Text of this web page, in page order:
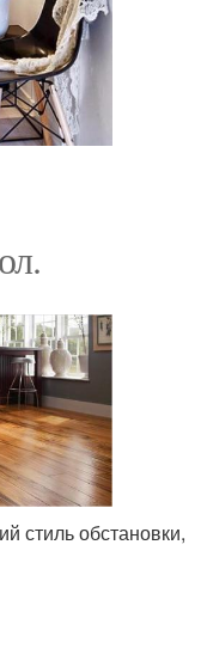
стиль обстановки,